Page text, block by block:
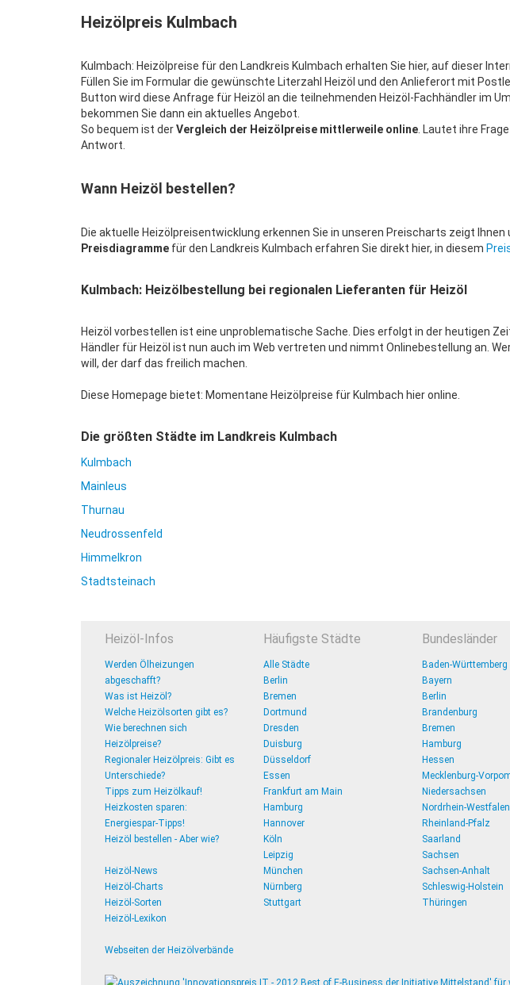
Heizölpreis Kulmbach
Kulmbach: Heizölpreise für den Landkreis Kulmbach erhalten Sie hier, auf dieser
Füllen Sie im Formular die gewünschte Literzahl Heizöl und den Anlieferort mit
Button wird diese Anfrage für Heizöl an die teilnehmenden Heizöl-Fachhändler im
bekommen Sie dann ein aktuelles Angebot.
So bequem ist derVergleich der Heizölpreise mittlerweile online . Lautet ihre
Antwort.
Wann Heizöl bestellen?
Die aktuelle Heizölpreisentwicklung erkennen Sie in unseren Preischarts zeigt Ihnen
Preisdiagramme für den Landkreis Kulmbach erfahren Sie direkt hier, in diesem
Kulmbach: Heizölbestellung bei regionalen Lieferanten für Heizöl
Heizöl vorbestellen ist eine unproblematische Sache. Dies erfolgt in der heutigen
Händler für Heizöl ist nun auch im Web vertreten und nimmt Onlinebestellung an.
will, der darf das freilich machen.
Diese Homepage bietet: Momentane Heizölpreise für Kulmbach hier online.
Die größten Städte im Landkreis Kulmbach
Kulmbach
Mainleus
Thurnau
Neudrossenfeld
Himmelkron
Stadtsteinach
Heizöl-Infos
Werden Ölheizungen
abgeschafft?
Was ist Heizöl?
Welche Heizölsorten gibt es?
Wie berechnen sich
Heizölpreise?
Regionaler Heizölpreis: Gibt es
Unterschiede?
Tipps zum Heizölkauf!
Heizkosten sparen:
Energiespar-Tipps!
Heizöl bestellen - Aber wie?
Heizöl-News
Heizöl-Charts
Heizöl-Sorten
Heizöl-Lexikon
Webseiten der Heizölverbände
Häufigste Städte
Alle Städte
Berlin
Bremen
Dortmund
Dresden
Duisburg
Düsseldorf
Essen
Frankfurt am Main
Hamburg
Hannover
Köln
Leipzig
München
Nürnberg
Stuttgart
Bundesländer
Baden-Württemberg
Bayern
Berlin
Brandenburg
Bremen
Hamburg
Hessen
Mecklenburg-
Niedersachsen
Nordrhein-Westfalen
Rheinland-Pfalz
Saarland
Sachsen
Sachsen-Anhalt
Schleswig-Holstein
Thüringen